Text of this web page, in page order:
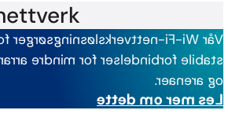
Vår Wi-Fi-nettverksløsning
sørger
stabile forbindelser for
mindre
og arenaer.
Les mer om dette